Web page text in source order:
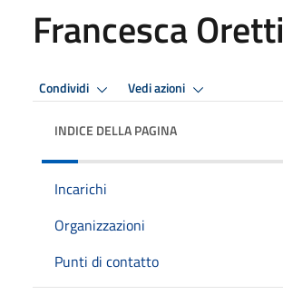
Francesca Oretti
Condividi Vedi azioni
INDICE DELLA PAGINA
Incarichi
Organizzazioni
Punti di contatto